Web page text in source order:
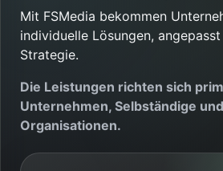
Mit FSMedia bekommen
individuelle Lösungen,
Strategie.
Die Leistungen richten sich
Unternehmen, Selbständige und
Organisationen.